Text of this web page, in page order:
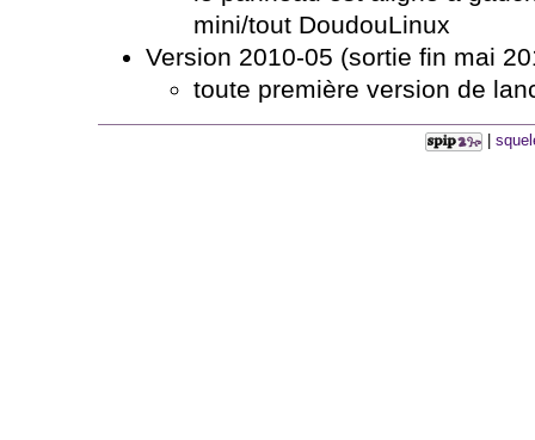
mini/tout DoudouLinux
Version 2010-05 (sortie fin mai
toute première version de